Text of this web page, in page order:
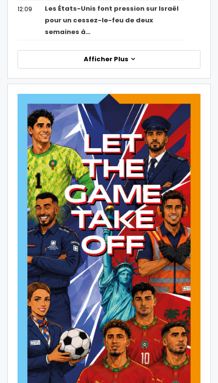
12:09
Les États-Unis font pression sur Israël
pour un cessez-le-feu de deux
semaines à…
Afficher Plus